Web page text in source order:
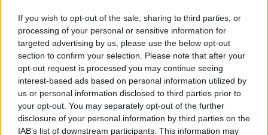
If you wish to opt-out of the sale, sharing to third parties, or
processing of your personal or sensitive information for
targeted advertising by us, please use the below opt-out
section to confirm your selection. Please note that after your
opt-out request is processed you may continue seeing
interest-based ads based on personal information utilized by
us or personal information disclosed to third parties prior to
your opt-out. You may separately opt-out of the further
disclosure of your personal information by third parties on the
IAB’s list of downstream participants. This information may
A csapatok nagy mennyiségű fegyvert is
találtak, köztük rövid hatótávolságú és
páncéltörő rakétákat, AK-47-eseket,
robbanóanyagot és gránátokat. A hadsereg
szerint az alagútban rejtekhely, mosdók és